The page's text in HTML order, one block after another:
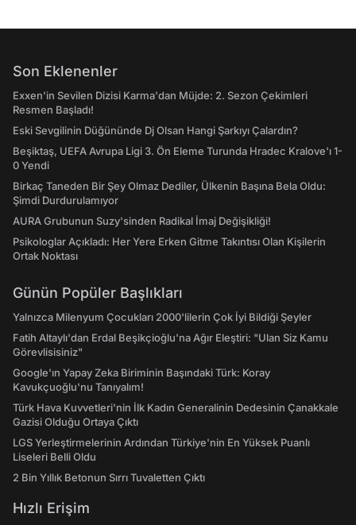
Son Eklenenler
Exxen'in Sevilen Dizisi Karma'dan Müjde: 2. Sezon Çekimleri
Resmen Başladı!
Eski Sevgilinin Düğününde Dj Olsan Hangi Şarkıyı Çalardın?
Beşiktaş, UEFA Avrupa Ligi 3. Ön Eleme Turunda Hradec Kralove'ı 1-
0 Yendi
Birkaç Taneden Bir Şey Olmaz Dediler, Ülkenin Başına Bela Oldu:
Şimdi Durdurulamıyor
AURA Grubunun Suzy'sinden Radikal İmaj Değişikliği!
Psikologlar Açıkladı: Her Yere Erken Gitme Takıntısı Olan Kişilerin
Ortak Noktası
Günün Popüler Başlıkları
Yalnızca Milenyum Çocukları 2000'lilerin Çok İyi Bildiği Şeyler
Fatih Altaylı'dan Erdal Beşikçioğlu'na Ağır Eleştiri: "Ulan Siz Kamu
Görevlisisiniz"
Google'ın Yapay Zeka Biriminin Başındaki Türk: Koray
Kavukçuoğlu'nu Tanıyalım!
Türk Hava Kuvvetleri'nin İlk Kadın Generalinin Dedesinin Çanakkale
Gazisi Olduğu Ortaya Çıktı
LGS Yerleştirmelerinin Ardından Türkiye'nin En Yüksek Puanlı
Liseleri Belli Oldu
2 Bin Yıllık Betonun Sırrı Tuvaletten Çıktı
Hızlı Erişim